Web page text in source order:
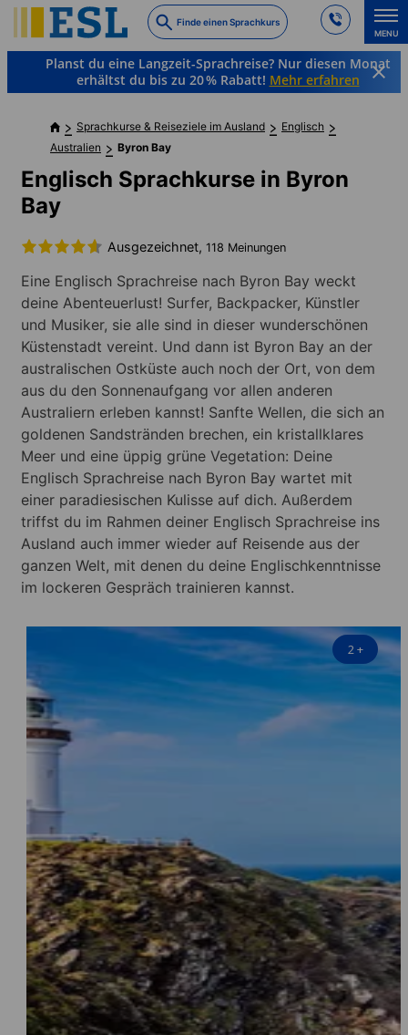
to
main
content
Finde einen Sprachkurs
MENU
Planst du eine Langzeit-Sprachreise? Nur diesen Monat
erhältst du bis zu 20 % Rabatt! Mehr erfahren
Sprachkurse & Reiseziele im Ausland
Englisch
Australien
Byron Bay
Englisch Sprachkurse in Byron
Bay
Ausgezeichnet, 118 Meinungen
Eine Englisch Sprachreise nach Byron Bay weckt
deine Abenteuerlust! Surfer, Backpacker, Künstler
und Musiker, sie alle sind in dieser wunderschönen
Küstenstadt vereint. Und dann ist Byron Bay an der
australischen Ostküste auch noch der Ort, von dem
aus du den Sonnenaufgang vor allen anderen
Australiern erleben kannst! Sanfte Wellen, die sich an
goldenen Sandstränden brechen, ein kristallklares
Meer und eine üppig grüne Vegetation: Deine
Englisch Sprachreise nach Byron Bay wartet mit
einer paradiesischen Kulisse auf dich. Außerdem
triffst du im Rahmen deiner Englisch Sprachreise ins
Ausland auch immer wieder auf Reisende aus der
ganzen Welt, mit denen du deine Englischkenntnisse
im lockeren Gespräch trainieren kannst.
2+